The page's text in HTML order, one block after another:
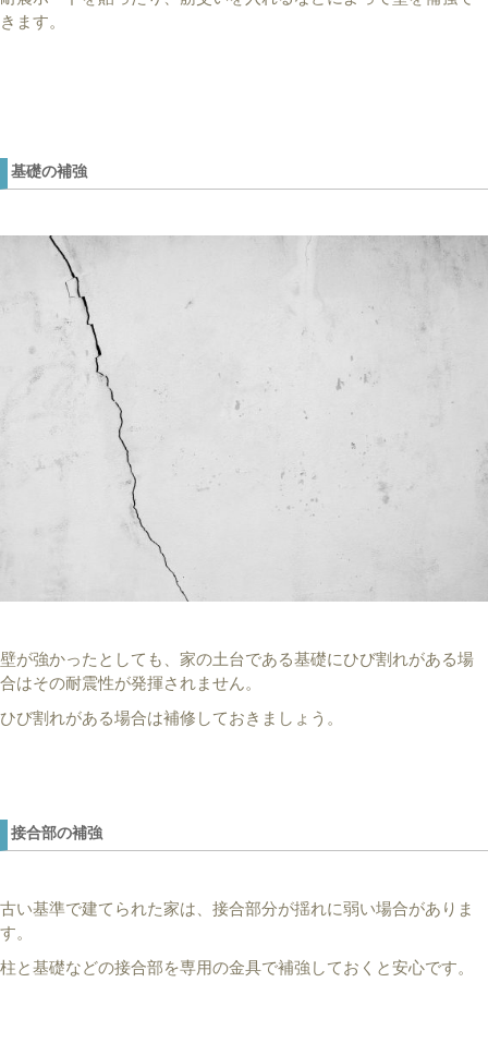
きます。
基礎の補強
壁が強かったとしても、家の土台である基礎にひび割れがある場
合はその耐震性が発揮されません。
ひび割れがある場合は補修しておきましょう。
接合部の補強
古い基準で建てられた家は、接合部分が揺れに弱い場合がありま
す。
柱と基礎などの接合部を専用の金具で補強しておくと安心です。